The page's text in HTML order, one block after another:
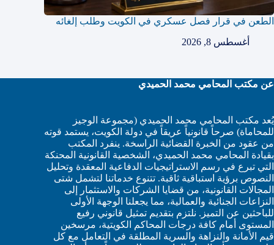
الطعن في قرار فصل عسكري في الكويت وطلب إلغائه
أغسطس 8, 2026
عن مكتب المحامي محمد الحميدي
يُعد مكتب المحامي محمد الحميدي (مجموعة الوجيز
للمحاماة) صرحاً قانونياً عريقاً في دولة الكويت، يستمد قوته
من عقود من الخبرة القضائية الراسخة. ينفرد المكتب
بقيادة المحامي محمد الحميدي، الشخصية القانونية المحنكة
التي تبرع في رسم الاستراتيجيات الدفاعية المعقدة وتحليل
النصوص برؤية استباقية ثاقبة. تتنوع خدماتنا لتشمل شتى
المجالات القانونية، من قضايا الشركات والاستثمار إلى
النزاعات الجنائية والعمالية، مما يجعلنا الوجهة الأولى
للباحثين عن التميز. نلتزم بتقديم تمثيل قانوني رفيع
المستوى أمام كافة درجات المحاكم الكويتية، مرسخين
قيم الأمانة والنزاهة والسرية المطلقة في التعامل مع كل